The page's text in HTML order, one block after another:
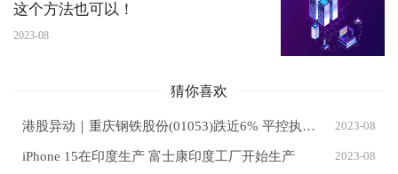
这个方法也可以！
2023-08
猜你喜欢
港股异动｜重庆钢铁股份(01053)跌近6% 平控执行偏弱 钢价承压运行 2023-08
iPhone 15在印度生产 富士康印度工厂开始生产 2023-08